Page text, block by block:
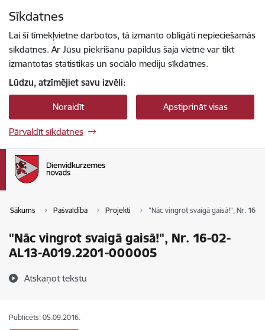
Sīkdatnes
Lai šī tīmekļvietne darbotos, tā izmanto obligāti nepieciešamās
sīkdatnes. Ar Jūsu piekrišanu papildus šajā vietnē var tikt
izmantotas statistikas un sociālo mediju sīkdatnes.
Lūdzu, atzīmējiet savu izvēli:
Noraidīt Apstiprināt visas
Pārvaldīt sīkdatnes
Sākums Pašvaldība Projekti "Nāc vingrot svaigā gaisā!", Nr. 16-
"Nāc vingrot svaigā gaisā!", Nr. 16-02-
AL13-A019.2201-000005
Atskaņot tekstu
Publicēts: 05.09.2016.